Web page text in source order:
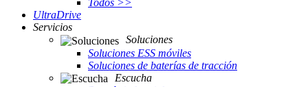
Todos >>
UltraDrive
Servicios
Soluciones
Soluciones ESS móviles
Soluciones de baterías de tracción
Escucha